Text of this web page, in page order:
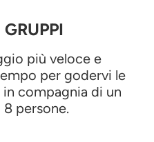
più veloce e
per godervi le
compagnia di un
persone.